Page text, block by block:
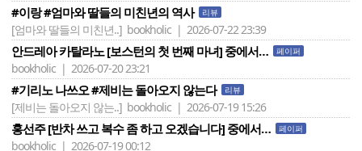
#이랑 #엄마와 딸들의 미친년의 역사 리뷰
[엄마와 딸들의 미친년..] bookholic | 2026-07-22 23:39
안드레아 카탈라노 [보스턴의 첫 번째 마녀] 중에서… 페이퍼
bookholic | 2026-07-20 23:21
#기리노 나쓰오 #제비는 돌아오지 않는다 리뷰
[제비는 돌아오지 않는..] bookholic | 2026-07-19 15:26
홍선주 [반차 쓰고 복수 좀 하고 오겠습니다] 중에서… 페이퍼
bookholic | 2026-07-19 00:12